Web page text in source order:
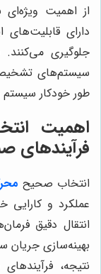
از اهمیت ویژه‌ای
دارای
جلوگیری می‌کنند.
سیستم‌های
طور خودکار سیستم
اهمیت
فرآیندهای
انتخاب صحیح
عملکرد و کارایی
انتقال دقیق
بهینه‌سازی
نتیجه،